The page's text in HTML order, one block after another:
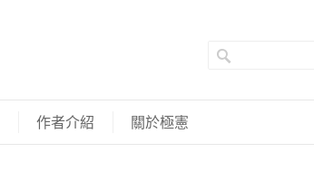
作者介紹 關於極憲